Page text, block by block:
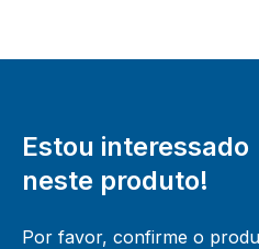
Estou interessado
neste produto!
Por favor, confirme o